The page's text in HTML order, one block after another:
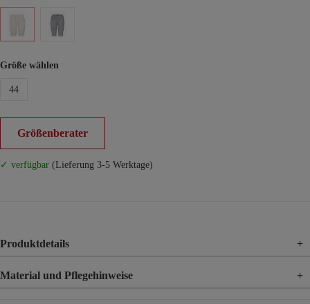
Größe wählen
44
Größenberater
✓ verfügbar (Lieferung 3-5 Werktage)
Produktdetails +
Material und Pflegehinweise +